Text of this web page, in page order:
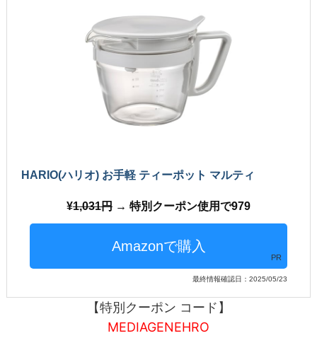
HARIO(ハリオ) お手軽 ティーポット マルティ
1,031円 → 特別クーポン使用で979
PR
最終情報確認日：2025/05/23
【特別クーポン コード】
MEDIAGENEHRO